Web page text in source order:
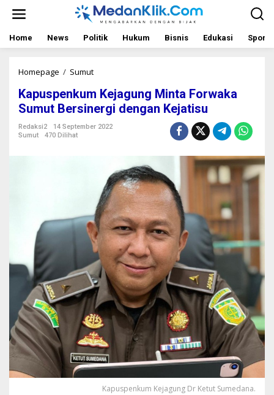
t
Home News Politik Hukum Bisnis Edukasi Sport
Homepage / Sumut
p
u
s
p
e
j
a
g
u
n
g
M
i
n
t
a
F
o
r
w
a
Kapuspenkum Kejagung Minta Forwaka
Sumut Bersinergi dengan Kejatisu
Redaksi2
14 September 2022
Sumut
470 Dilihat
Kapuspenkum Kejagung Dr Ketut Sumedana.